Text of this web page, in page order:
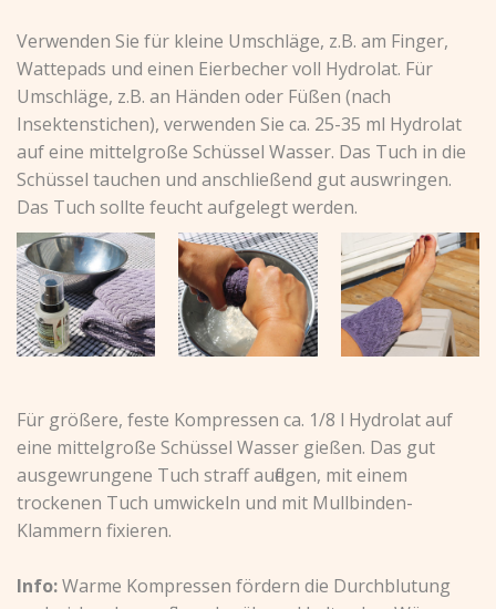
Verwenden Sie für kleine Umschläge, z.B. am Finger,
Wattepads und einen Eierbecher voll Hydrolat. Für
Umschläge, z.B. an Händen oder Füßen (nach
Insektenstichen), verwenden Sie ca. 25-35 ml Hydrolat
auf eine mittelgroße Schüssel Wasser. Das Tuch in die
Schüssel tauchen und anschließend gut auswringen.
Das Tuch sollte feucht aufgelegt werden.
Für größere, feste Kompressen ca. 1/8 l Hydrolat auf
eine mittelgroße Schüssel Wasser gießen. Das gut
ausgewrungene Tuch straff auflegen, mit einem
trockenen Tuch umwickeln und mit Mullbinden-
Klammern fixieren.
Info:Warme Kompressen fördern die Durchblutung